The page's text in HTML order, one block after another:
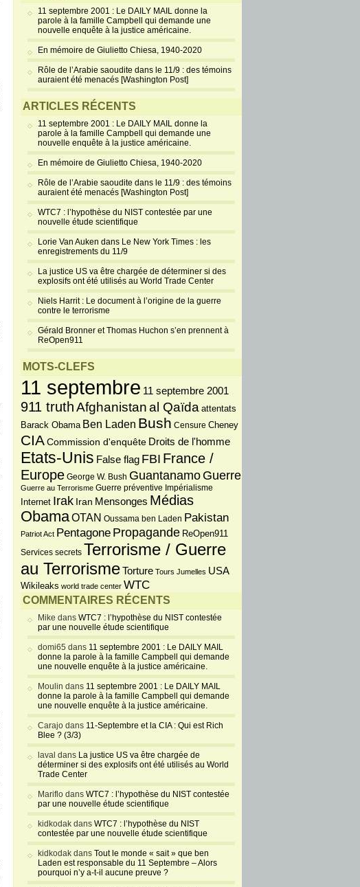
11 septembre 2001 : Le DAILY MAIL donne la
parole à la famille Campbell qui demande une
nouvelle enquête à la justice américaine.
En mémoire de Giulietto Chiesa, 1940-2020
Rôle de l’Arabie saoudite dans le 11/9 : des témoins
auraient été menacés [Washington Post]
ARTICLES RÉCENTS
11 septembre 2001 : Le DAILY MAIL donne la
parole à la famille Campbell qui demande une
nouvelle enquête à la justice américaine.
En mémoire de Giulietto Chiesa, 1940-2020
Rôle de l’Arabie saoudite dans le 11/9 : des témoins
auraient été menacés [Washington Post]
WTC7 : l’hypothèse du NIST contestée par une
nouvelle étude scientifique
Lorie Van Auken dans Le New York Times : les
enregistrements du 11/9
La justice US va être chargée de déterminer si des
explosifs ont été utilisés au World Trade Center
Niels Harrit : Le document à l’origine de la guerre
contre le terrorisme
Gérald Bronner et Thomas Huchon s’en prennent à
ReOpen911
MOTS-CLEFS
11 septembre 11 septembre 2001
911 truthAfghanistanal Qaïda attentats
Barack Obama Ben Laden Bush Censure Cheney
CIA Commission d'enquête Droits de l'homme
Etats-Unis False flag FBI France /
Europe George W. Bush Guantanamo Guerre
Guerre au Terrorisme Guerre préventive Impérialisme
Internet Irak Iran Mensonges Médias
ObamaOTAN Oussama ben Laden Pakistan
Patriot Act Pentagone Propagande ReOpen911
Services secrets Terrorisme / Guerre
au TerrorismeTorture Tours Jumelles USA
Wikileaks world trade center WTC
COMMENTAIRES RÉCENTS
Mike dans WTC7 : l’hypothèse du NIST contestée
par une nouvelle étude scientifique
domi65 dans 11 septembre 2001 : Le DAILY MAIL
donne la parole à la famille Campbell qui demande
une nouvelle enquête à la justice américaine.
Moulin dans 11 septembre 2001 : Le DAILY MAIL
donne la parole à la famille Campbell qui demande
une nouvelle enquête à la justice américaine.
Carajo dans 11-Septembre et la CIA : Qui est Rich
Blee ? (3/3)
laval dans La justice US va être chargée de
déterminer si des explosifs ont été utilisés au World
Trade Center
Mariflo dans WTC7 : l’hypothèse du NIST contestée
par une nouvelle étude scientifique
kidkodak dans WTC7 : l’hypothèse du NIST
contestée par une nouvelle étude scientifique
kidkodak dans Tout le monde « sait » que ben
Laden est responsable du 11 Septembre – Alors
pourquoi n’y a-t-il aucune preuve ?